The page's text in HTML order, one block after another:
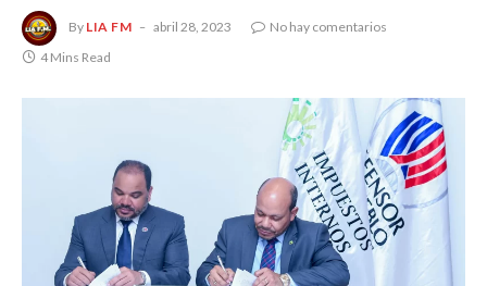
By LIA FM abril 28, 2023
No hay comentarios
4 Mins Read